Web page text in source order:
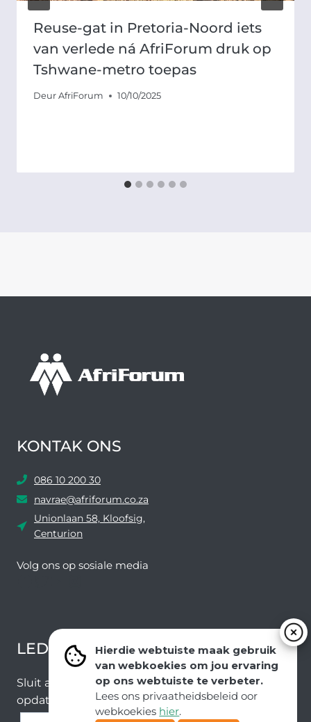
Hierdie webtuiste maak gebruik
van webkoekies om jou ervaring
op ons webtuiste te verbeter.
Lees ons privaatheidsbeleid oor
webkoekies hier.
Reuse-gat in Pretoria-Noord iets
van verlede ná AfriForum druk op
Tshwane-metro toepas
Deur AfriForum 10/10/2025
KONTAK ONS
086 10 200 30
navrae@afriforum.co.za
Unionlaan 58, Kloofsig,
Centurion
Volg ons ​​op sosiale media
LEDEVOORDELE NUUSBRIEF
Sluit aan by ons e-poslys om die nuutste nuus en
opdaterings van ons span te ontvang.